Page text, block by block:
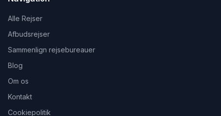
Alle Rejser
Afbudsrejser
Sammenlign rejsebureauer
Blog
Om os
Kontakt
Cookiepolitik